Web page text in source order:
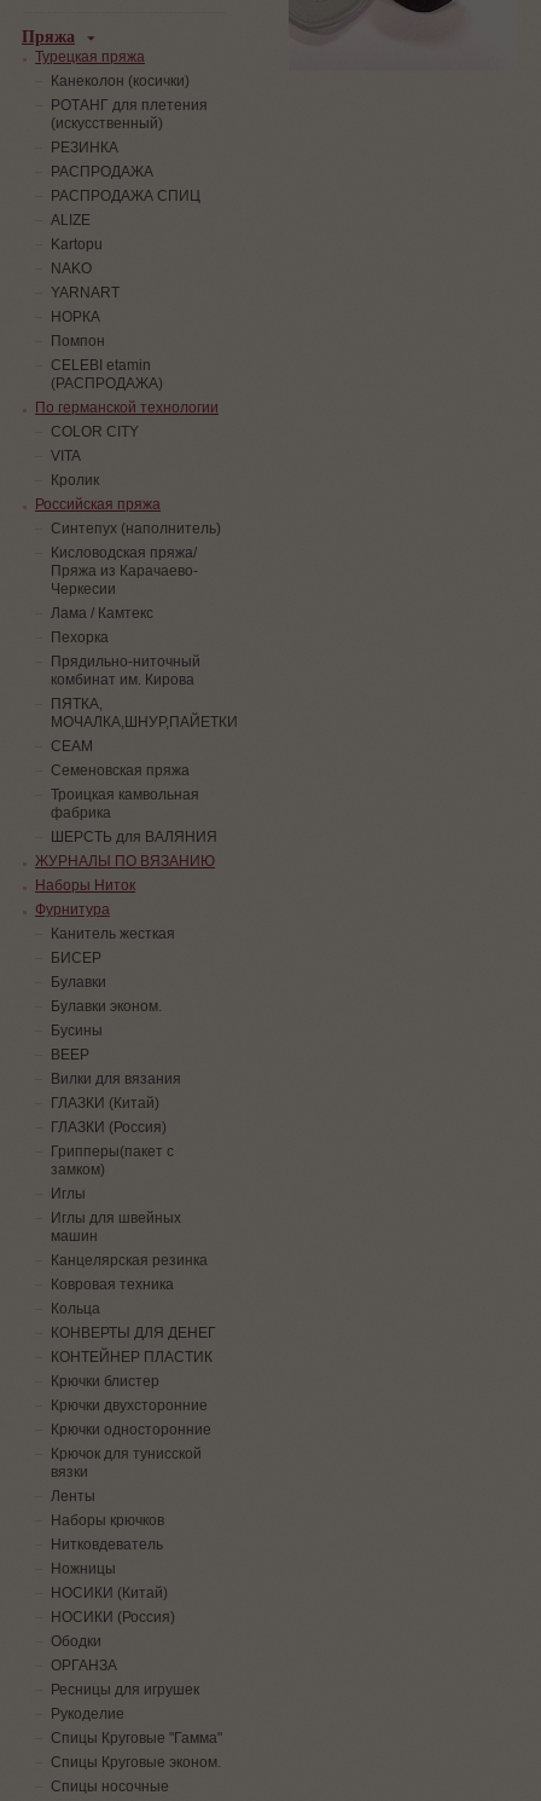
Пряжа
Турецкая пряжа
Канеколон (косички)
РОТАНГ для плетения
(искусственный)
PЕЗИНКА
РАСПРОДАЖА
РАСПРОДАЖА СПИЦ
ALIZE
Kartopu
NAKO
YARNART
НОРКА
Помпон
СELEBI etamin
(РАСПРОДАЖА)
По германской технологии
COLOR CITY
VITA
Кролик
Российская пряжа
Синтепух (наполнитель)
Кисловодская пряжа/
Пряжа из Карачаево-
Черкесии
Лама / Камтекс
Пехорка
Прядильно-ниточный
комбинат им. Кирова
ПЯТКА,
МОЧАЛКА,ШНУР,ПАЙЕТКИ
СЕАМ
Семеновская пряжа
Троицкая камвольная
фабрика
ШЕРСТЬ для ВАЛЯНИЯ
ЖУРНАЛЫ ПО ВЯЗАНИЮ
Наборы Ниток
Фурнитура
Канитель жесткая
БИСЕР
Булавки
Булавки эконом.
Бусины
ВЕЕР
Вилки для вязания
ГЛАЗКИ (Китай)
ГЛАЗКИ (Россия)
Грипперы(пакет с
замком)
Иглы
Иглы для швейных
машин
Канцелярская резинка
Ковровая техника
Кольца
КОНВЕРТЫ ДЛЯ ДЕНЕГ
КОНТЕЙНЕР ПЛАСТИК
Крючки блистер
Крючки двухсторонние
Крючки односторонние
Крючок для тунисской
вязки
Ленты
Наборы крючков
Нитковдеватель
Ножницы
НОСИКИ (Китай)
НОСИКИ (Россия)
Ободки
ОРГАНЗА
Ресницы для игрушек
Рукоделие
Спицы Круговые "Гамма"
Спицы Круговые эконом.
Спицы носочные